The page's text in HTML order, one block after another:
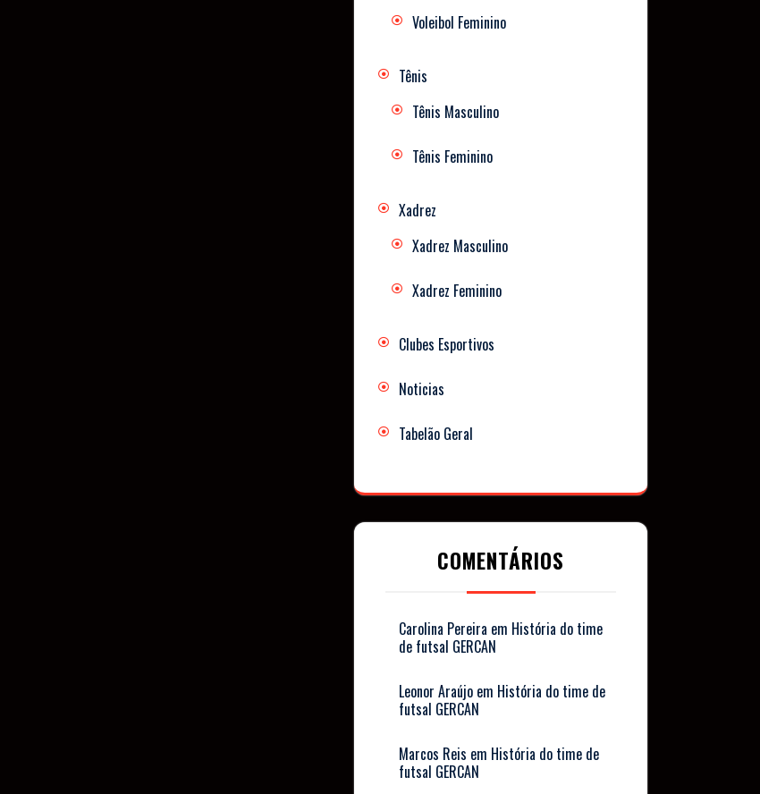
Voleibol Feminino
Tênis
Tênis Masculino
Tênis Feminino
Xadrez
Xadrez Masculino
Xadrez Feminino
Clubes Esportivos
Noticias
Tabelão Geral
COMENTÁRIOS
Carolina Pereira em História do time
de futsal GERCAN
Leonor Araújo em História do time de
futsal GERCAN
Marcos Reis em História do time de
futsal GERCAN